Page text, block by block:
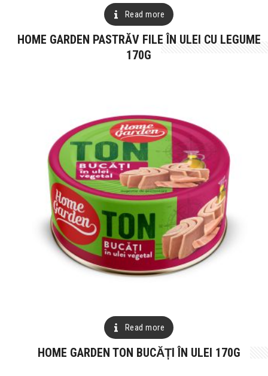
Read more
HOME GARDEN PASTRĂV FILE ÎN ULEI CU LEGUME
170G
Read more
HOME GARDEN TON BUCĂȚI ÎN ULEI 170G